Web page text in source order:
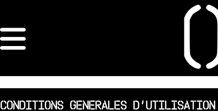
ORDRE DES
ARCHITECTES
CONDITIONS GENERALES D’UTILISATION